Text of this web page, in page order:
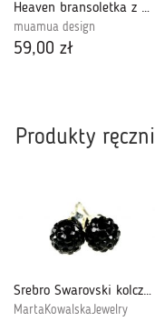
Heaven bransoletka z koralików
muamua design
59,00 zł
Produkty
Srebro Swarovski kolczyki
MartaKowalskaJewelry